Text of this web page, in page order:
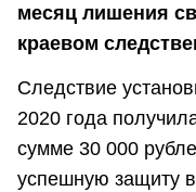
месяц лишения
краевом
Следствие
2020 года
сумме 30 000
успешную защиту